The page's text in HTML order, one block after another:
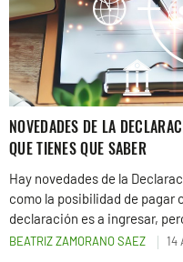
NOVEDADES DE LA
QUE TIENES QUE SABER
Hay novedades de la
como la posibilidad de pagar
declaración es a ingresar,
BEATRIZ ZAMORANO SAEZ 14